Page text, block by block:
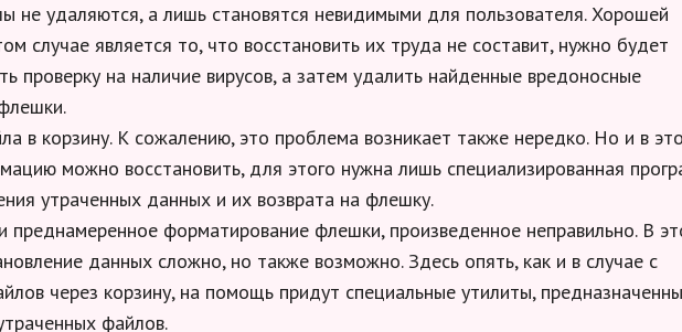
не удаляются, а лишь становятся невидимыми для пользователя. Хорошей
случае является то, что восстановить их труда не составит, нужно будет
проверку на наличие вирусов, а затем удалить найденные вредоносные
в корзину. К сожалению, это проблема возникает также нередко. Но и в
можно восстановить, для этого нужна лишь специализированная
утраченных данных и их возврата на флешку.
преднамеренное форматирование флешки, произведенное неправильно. В
данных сложно, но также возможно. Здесь опять, как и в случае с
через корзину, на помощь придут специальные утилиты,
файлов.